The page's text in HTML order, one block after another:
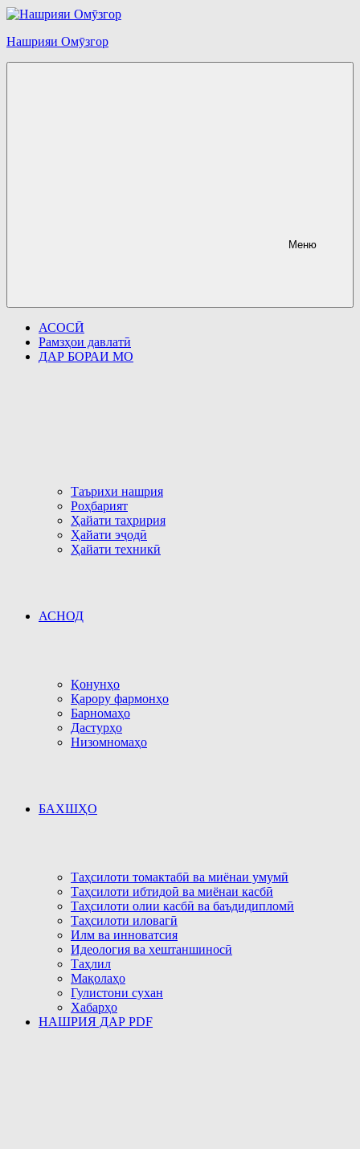
Перейти
содержимому
Нашрияи Омӯзгор
Меню
АСОСӢ
Рамзҳои давлатӣ
ДАР БОРАИ МО
Таърихи нашрия
Роҳбарият
Ҳайати таҳририя
Ҳайати эҷодӣ
Ҳайати техникӣ
АСНОД
Қонунҳо
Қарору фармонҳо
Барномаҳо
Дастурҳо
Низомномаҳо
БАХШҲО
Таҳсилоти томактабӣ ва миёнаи умумӣ
Таҳсилоти ибтидоӣ ва миёнаи касбӣ
Таҳсилоти олии касбӣ ва баъдидипломӣ
Таҳсилоти иловагӣ
Илм ва инноватсия
Идеология ва хештаншиносӣ
Таҳлил
Мақолаҳо
Гулистони сухан
Хабарҳо
НАШРИЯ ДАР PDF